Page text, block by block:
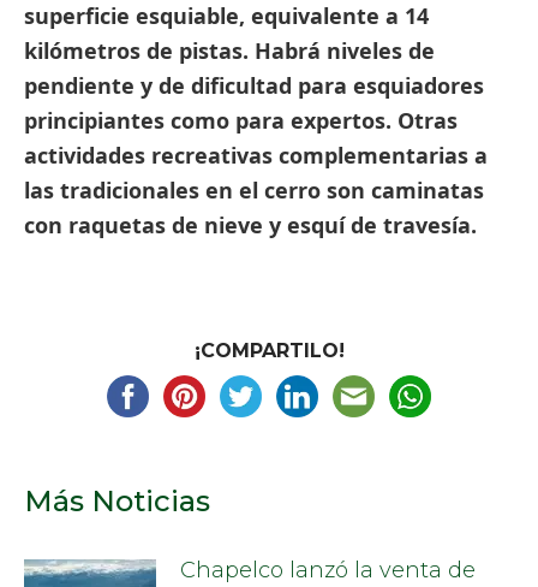
superficie esquiable, equivalente a 14
kilómetros de pistas. Habrá niveles de
pendiente y de dificultad para esquiadores
principiantes como para expertos. Otras
actividades recreativas complementarias a
las tradicionales en el cerro son caminatas
con raquetas de nieve y esquí de travesía.
¡COMPARTILO!
Más Noticias
Chapelco lanzó la venta de